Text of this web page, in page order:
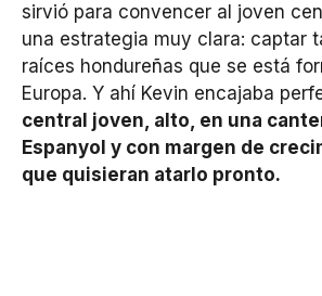
sirvió para convencer al joven
una estrategia muy clara: captar
raíces hondureñas que se está
Europa. Y ahí Kevin encajaba
central joven, alto, en una
Espanyol y con margen de
que quisieran atarlo pronto.